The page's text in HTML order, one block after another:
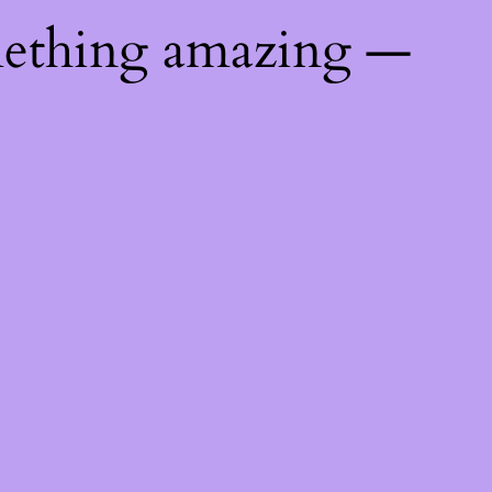
amazing —